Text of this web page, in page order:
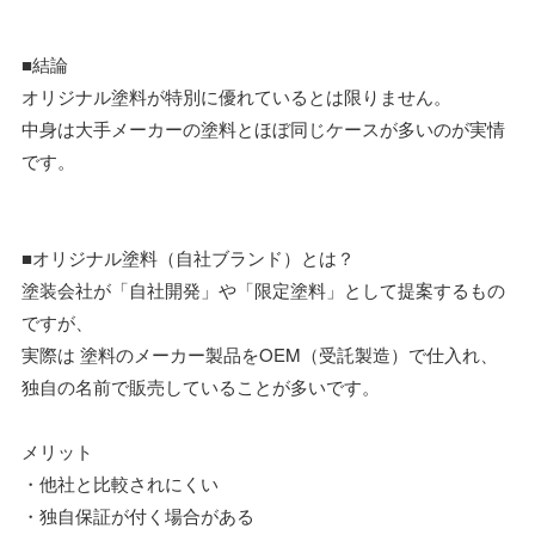
■結論
オリジナル塗料が特別に優れているとは限りません。
中身は大手メーカーの塗料とほぼ同じケースが多いのが実情
です。
■オリジナル塗料（自社ブランド）とは？
塗装会社が「自社開発」や「限定塗料」として提案するもの
ですが、
実際は 塗料のメーカー製品をOEM（受託製造）で仕入れ、
独自の名前で販売していることが多いです。
メリット
・他社と比較されにくい
・独自保証が付く場合がある